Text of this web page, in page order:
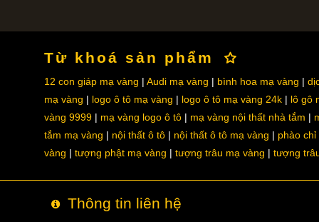
Từ khoá sản phẩm
12 con giáp mạ vàng Audi mạ vàng bình hoa mạ vàng
mạ vàng
logo ô tô mạ vàng logo ô tô mạ vàng 24k
lô gô
vàng 9999
mạ vàng logo ô tô mạ vàng nội thất nhà tắm
tắm mạ vàng
nội thất ô tô nội thất ô tô mạ vàng
phào chỉ
vàng
tượng phật mạ vàng tượng trâu mạ vàng tượng
Thông tin liên hệ